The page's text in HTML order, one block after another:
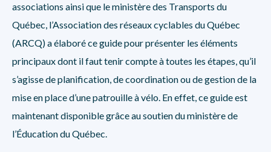
associations ainsi que le ministère des Transports du
Québec, l’Association des réseaux cyclables du Québec
(ARCQ) a élaboréce guidepour présenter les éléments
principaux dont il faut tenir compte à toutes les étapes, qu’il
s’agisse de planification, de coordination ou de gestion de la
mise en place d’une patrouille à vélo. En effet, ce guide est
maintenant disponiblegrâce au soutien du ministère de
l’Éducation du Québec.